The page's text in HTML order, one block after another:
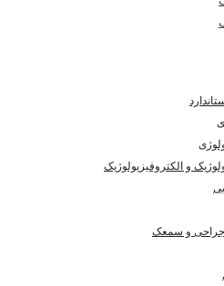
و الکتروفیزیولوژیک
جراحی و سمعک